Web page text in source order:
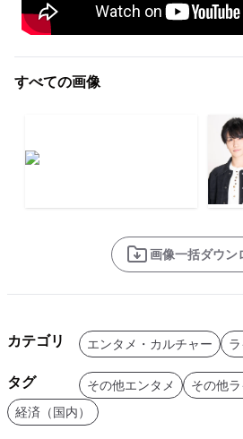
すべての画像
画像一括ダウン
カテゴリ エンタメ・カルチャー
タグ その他エンタメ
その他
経済（国内）